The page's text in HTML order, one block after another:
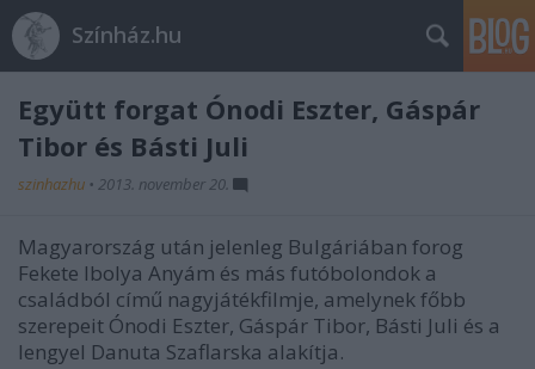
Színház.hu
Együtt forgat Ónodi Eszter, Gáspár
Tibor és Básti Juli
szinhazhu • 2013. november 20.
Magyarország után jelenleg Bulgáriában forog
Fekete Ibolya Anyám és más futóbolondok a
családból című nagyjátékfilmje, amelynek főbb
szerepeit Ónodi Eszter, Gáspár Tibor, Básti Juli és a
lengyel Danuta Szaflarska alakítja.